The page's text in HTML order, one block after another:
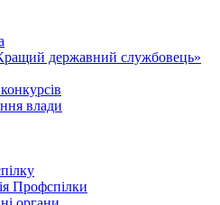
державний службовець»
влади
Профспілки